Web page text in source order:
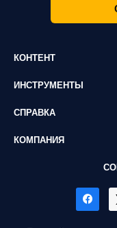
КОНТЕНТ
ИНСТРУМЕНТЫ
СПРАВКА
КОМПАНИЯ